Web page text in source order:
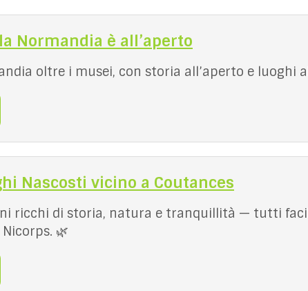
Normandia è all’aperto
oltre i musei, con storia all’aperto e luoghi
Nascosti vicino a Coutances
ricchi di storia, natura e tranquillità — tutti
🌿